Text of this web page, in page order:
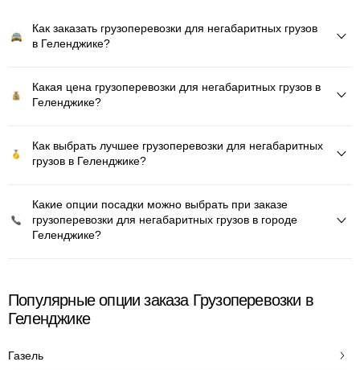
Как заказать грузоперевозки для негабаритных грузов
в Геленджике?
Какая цена грузоперевозки для негабаритных грузов в
Геленджике?
Как выбрать лучшее грузоперевозки для негабаритных
грузов в Геленджике?
Какие опции посадки можно выбрать при заказе
грузоперевозки для негабаритных грузов в городе
Геленджике?
Популярные опции заказа Грузоперевозки в
Геленджике
Газель